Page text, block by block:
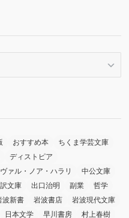
おすすめ本
ちくま学芸文庫
ディストピア
ァル・ノア・ハラリ
中公文庫
文庫 出口治明 副業
哲学
波新書 岩波書店
岩波現代文庫
日本文学 早川書房 村上春樹